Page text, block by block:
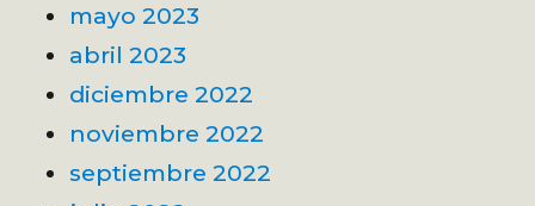
mayo 2023
abril 2023
diciembre 2022
noviembre 2022
septiembre 2022